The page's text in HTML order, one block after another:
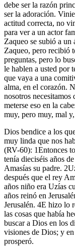
debe ser la razón
ser la adoración.
actitud correcta, no
para ver a un actor
Zaqueo se subió a un
Zaqueo, pero recibió
preguntas, pero lo
le hablen a usted por
que vaya a una
alma, en el corazón.
nosotros necesitamos
meterse eso en la
muy, pero muy, mal
Dios bendice a los
muy linda que nos
(RV-60): 1Entonces
tenía dieciséis años
Amasías su padre.
después que el rey
años niño era Uzías
años reinó en
Jerusalén. 4E hizo lo
las cosas que había
buscar a Dios en los
visiones de Dios; y
prosperó.